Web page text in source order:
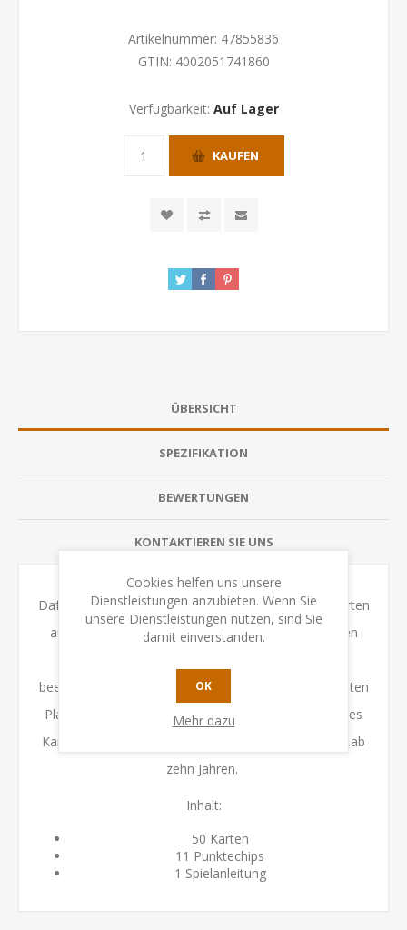
Artikelnummer: 47855836
GTIN: 4002051741860
Verfügbarkeit: Auf Lager
KAUFEN
ÜBERSICHT
SPEZIFIKATION
BEWERTUNGEN
KONTAKTIEREN SIE UNS
Dafür entweder eine höhere oder zwei niedrigere Karten
auf die ausgelegte Karte abspielen. Zusätzlich geben
beeinflussen. Wer es zuerst schafft, dreimal den zweiten
Platz zu machen, gewinnt! Ein turbulentes und lustiges
Kartenspiel für zwei bis fünf Spielerinnen und Spieler ab
zehn Jahren.
Inhalt:
50 Karten
11 Punktechips
1 Spielanleitung
Cookies helfen uns unsere
Dienstleistungen anzubieten. Wenn Sie
unsere Dienstleistungen nutzen, sind Sie
damit einverstanden.
OK
Mehr dazu